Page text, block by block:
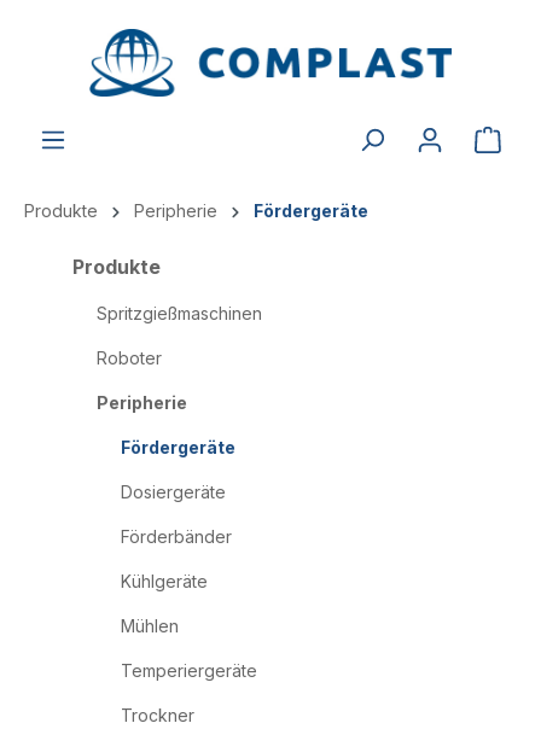
Produkte Peripherie Fördergeräte
Produkte
Spritzgießmaschinen
Roboter
Peripherie
Fördergeräte
Dosiergeräte
Förderbänder
Kühlgeräte
Mühlen
Temperiergeräte
Trockner